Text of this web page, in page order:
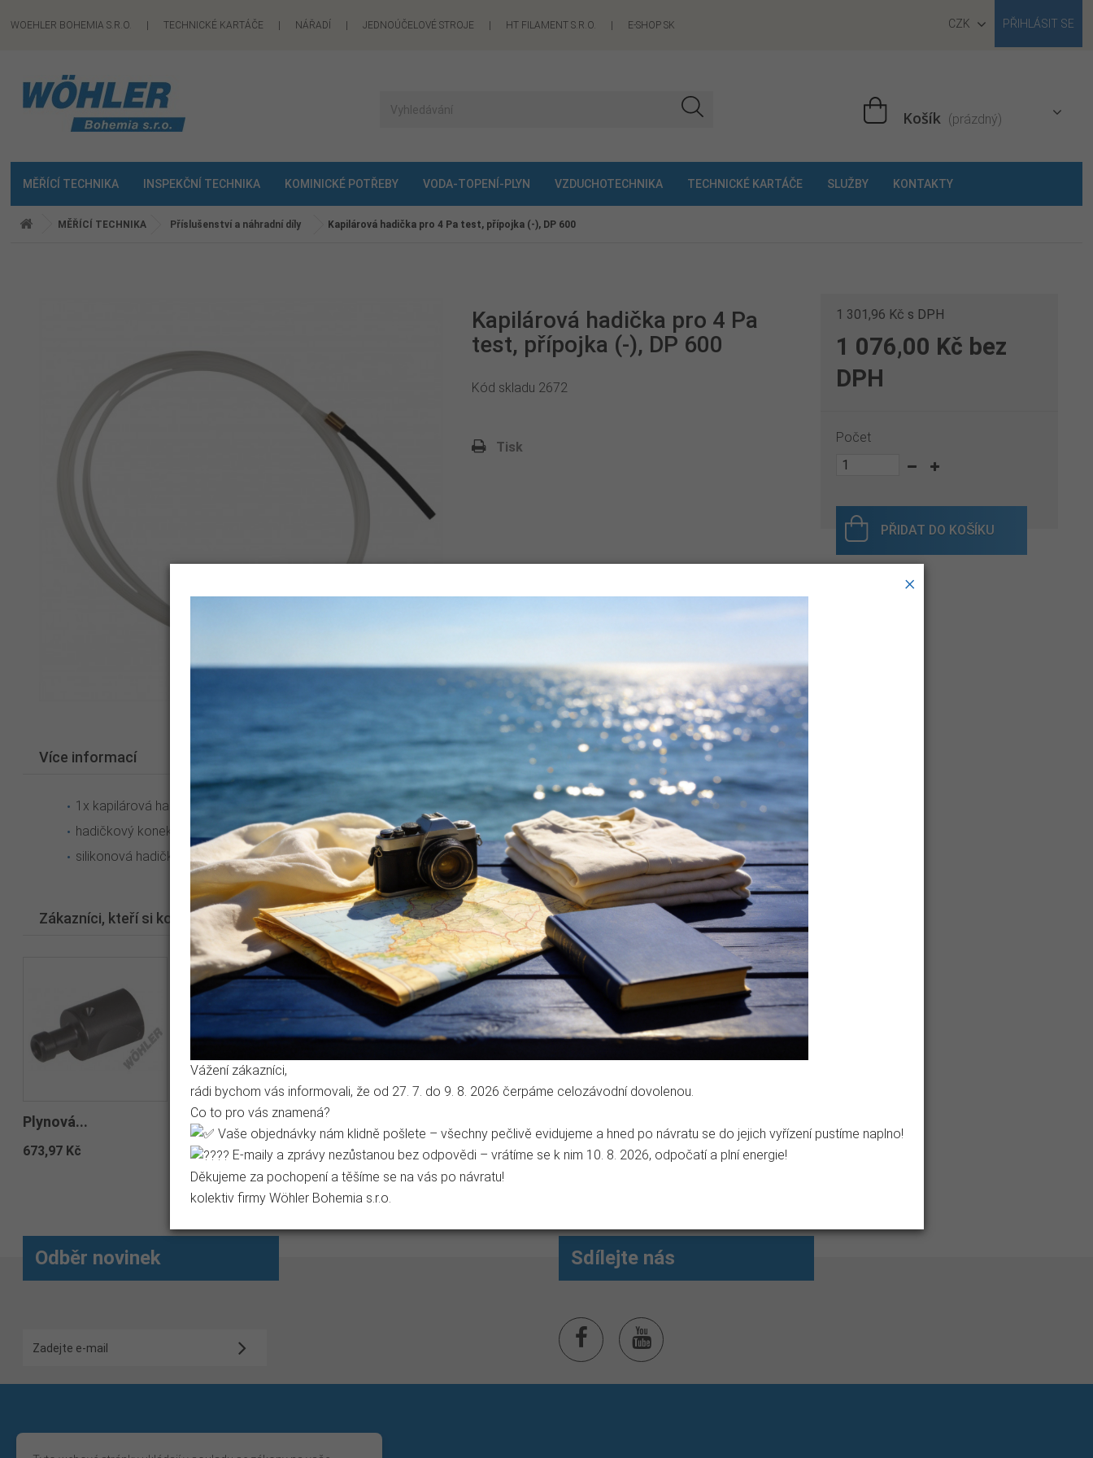
PŘIHLÁSIT SE
CZK
WOEHLER BOHEMIA S.R.O. TECHNICKÉ KARTÁČE NÁŘADÍ JEDNOÚČELOVÉ STROJE HT FILAMENT S.R.O. E-SHOP SK
Košík (prázdný)
MĚŘÍCÍ TECHNIKA INSPEKČNÍ TECHNIKA KOMINICKÉ POTŘEBY VODA-TOPENÍ-PLYN VZDUCHOTECHNIKA TECHNICKÉ KARTÁČE SLUŽBY KONTAKTY
MĚŘÍCÍ TECHNIKA Příslušenství a náhradní díly Kapilárová hadička pro 4 Pa test, přípojka (-), DP 600
Kapilárová hadička pro 4 Pa
test, přípojka (-), DP 600
Kód skladu 2672
Tisk
1 301,96 Kč s DPH
1 076,00 Kč bez
DPH
Počet
PŘIDAT DO KOŠÍKU
Více informací
1x kapilárová hadička 6 m s mínusovou přípojkou (-)
hadičkový konektor
silikonová hadička
Zákazníci, kteří si koupili tento produkt, koupili také:
Plynová...
673,97 Kč
Odběr novinek Sdílejte nás
Vážení zákazníci,
rádi bychom vás informovali, že od 27. 7. do 9. 8. 2026 čerpáme celozávodní dovolenou.
Co to pro vás znamená?
Vaše objednávky nám klidně pošlete – všechny pečlivě evidujeme a hned po návratu se do jejich vyřízení pustíme naplno!
E-maily a zprávy nezůstanou bez odpovědi – vrátíme se k nim 10. 8. 2026, odpočatí a plní energie!
Děkujeme za pochopení a těšíme se na vás po návratu!
kolektiv firmy Wöhler Bohemia s.r.o.
×